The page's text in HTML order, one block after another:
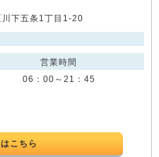
下五条1丁目1-20
営業時間
06：00～21：45
こちら